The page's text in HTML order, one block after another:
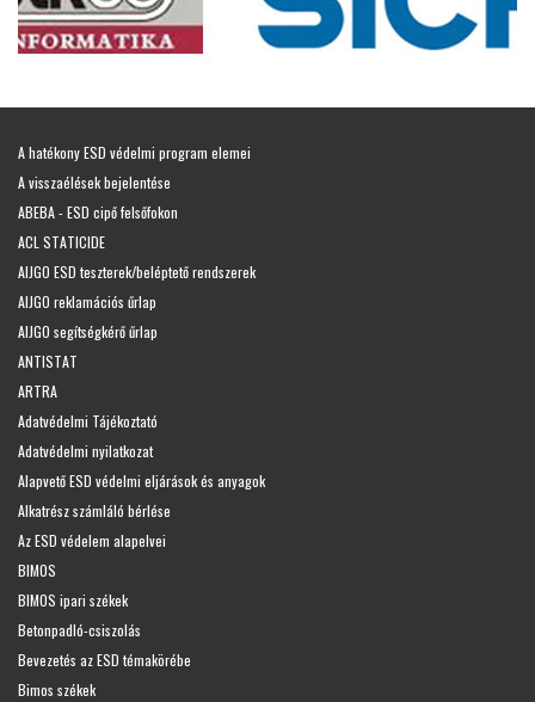
A hatékony ESD védelmi program elemei
A visszaélések bejelentése
ABEBA - ESD cipő felsőfokon
ACL STATICIDE
AIJGO ESD teszterek/beléptető rendszerek
AIJGO reklamációs űrlap
AIJGO segítségkérő űrlap
ANTISTAT
ARTRA
Adatvédelmi Tájékoztató
Adatvédelmi nyilatkozat
Alapvető ESD védelmi eljárások és anyagok
Alkatrész számláló bérlése
Az ESD védelem alapelvei
BIMOS
BIMOS ipari székek
Betonpadló-csiszolás
Bevezetés az ESD témakörébe
Bimos székek